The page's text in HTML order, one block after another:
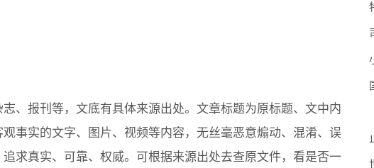
、报刊等，文底有具体来源出处。文章标题为原标题、文中内
事实的文字、图片、视频等内容，无丝毫恶意煽动、混淆、误
求真实、可靠、权威。可根据来源出处去查原文件，看是否一